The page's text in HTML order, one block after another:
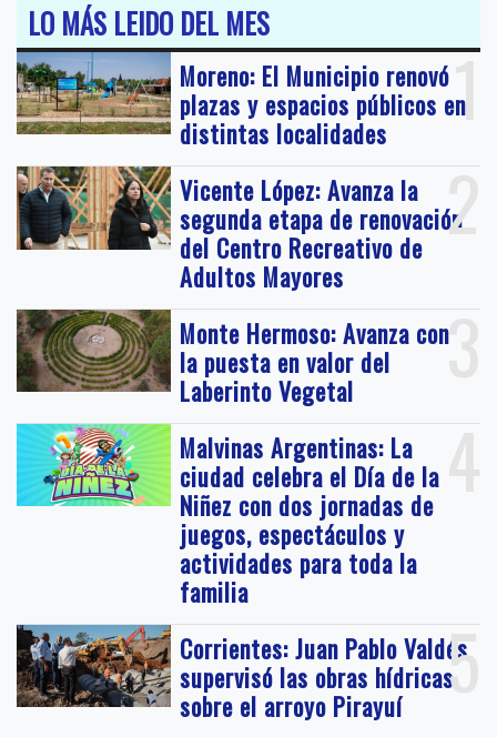
LO MÁS LEIDO DEL MES
1
Moreno: El Municipio renovó
plazas y espacios públicos en
distintas localidades
2
Vicente López: Avanza la
segunda etapa de renovación
del Centro Recreativo de
Adultos Mayores
3
Monte Hermoso: Avanza con
la puesta en valor del
Laberinto Vegetal
4
Malvinas Argentinas: La
ciudad celebra el Día de la
Niñez con dos jornadas de
juegos, espectáculos y
actividades para toda la
familia
5
Corrientes: Juan Pablo Valdés
supervisó las obras hídricas
sobre el arroyo Pirayuí